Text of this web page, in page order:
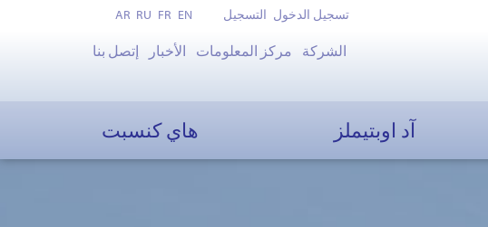
تسجيل الدخول التسجيل EN
FR
RU
AR
الشركة مركز المعلومات الأخبار إتصل بنا
آد اوبتيملز هاي كنسبت